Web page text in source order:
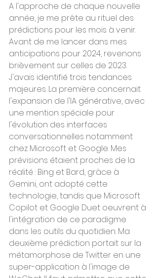
A l'approche de chaque nouvelle
année, je me prête au rituel des
prédictions pour les mois à venir.
Avant de me lancer dans mes
anticipations pour 2024, revenons
brièvement sur celles de 2023.
J'avais identifié trois tendances
majeures. La première concernait
l'expansion de l'IA générative, avec
une mention spéciale pour
l'évolution des interfaces
conversationnelles notamment
chez Microsoft et Google. Mes
prévisions étaient proches de la
réalité : Bing et Bard, grâce à
Gemini, ont adopté cette
technologie, tandis que Microsoft
Copilot et Google Duet oeuvrent à
l'intégration de ce paradigme
dans les outils du quotidien. Ma
deuxième prédiction portait sur la
métamorphose de Twitter en une
super-application à l'image de